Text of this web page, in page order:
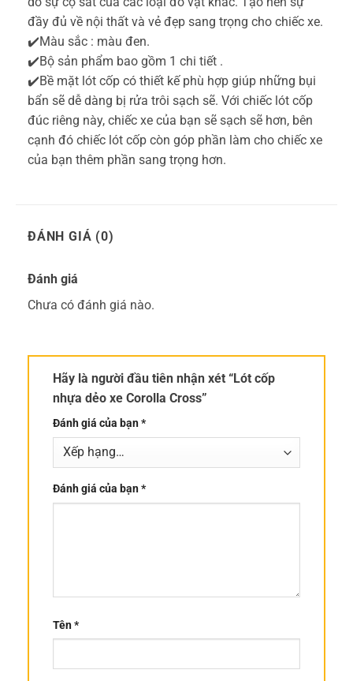
đầy đủ về nội thất và vẻ đẹp sang trọng cho chiếc xe.
✔️Màu sắc : màu đen.
✔️Bộ sản phẩm bao gồm 1 chi tiết .
✔️Bề mặt lót cốp có thiết kế phù hợp giúp những bụi
bẩn sẽ dễ dàng bị rửa trôi sạch sẽ. Với chiếc lót cốp
đúc riêng này, chiếc xe của bạn sẽ sạch sẽ hơn, bên
cạnh đó chiếc lót cốp còn góp phần làm cho chiếc xe
của bạn thêm phần sang trọng hơn.
ĐÁNH GIÁ (0)
Đánh giá
Chưa có đánh giá nào.
Hãy là người đầu tiên nhận xét “Lót cốp
nhựa dẻo xe Corolla Cross”
Đánh giá của bạn*
Đánh giá của bạn*
Tên*